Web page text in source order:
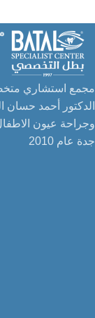
مجمع استشاري
الدكتور أحمد
وجراحة عيون
جدة عام 2010